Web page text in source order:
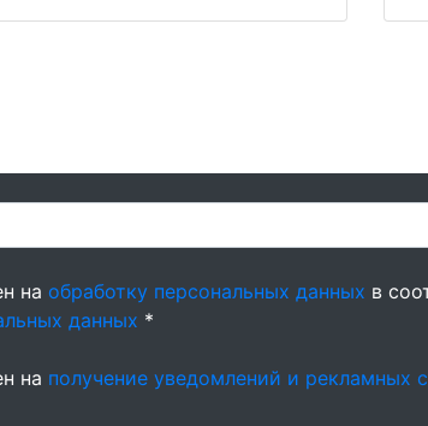
на обработку персональных данных в
данных *
на получение уведомлений и рекламных